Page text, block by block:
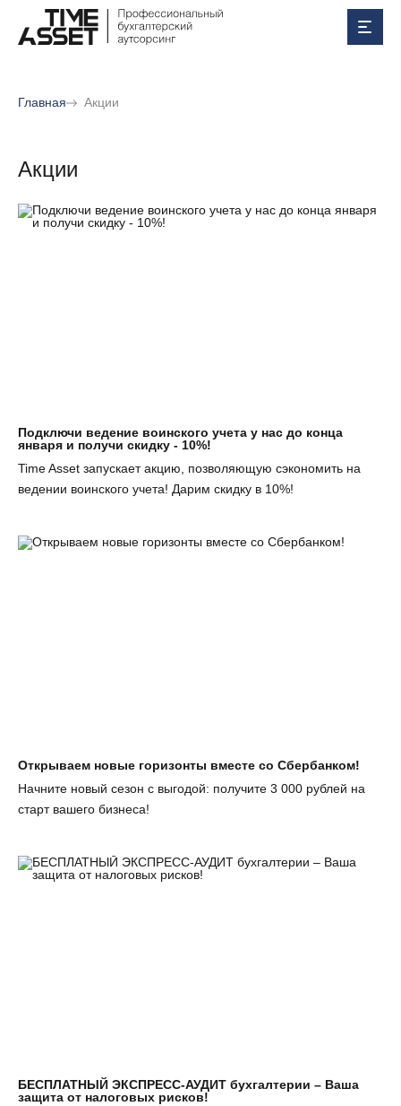
Главная Акции
Акции
Подключи ведение воинского учета у нас до конца
января и получи скидку - 10%!
Time Asset запускает акцию, позволяющую сэкономить на
ведении воинского учета! Дарим скидку в 10%!
Открываем новые горизонты вместе со Сбербанком!
Начните новый сезон с выгодой: получите 3 000 рублей на
старт вашего бизнеса!
БЕСПЛАТНЫЙ ЭКСПРЕСС-АУДИТ бухгалтерии – Ваша
защита от налоговых рисков!